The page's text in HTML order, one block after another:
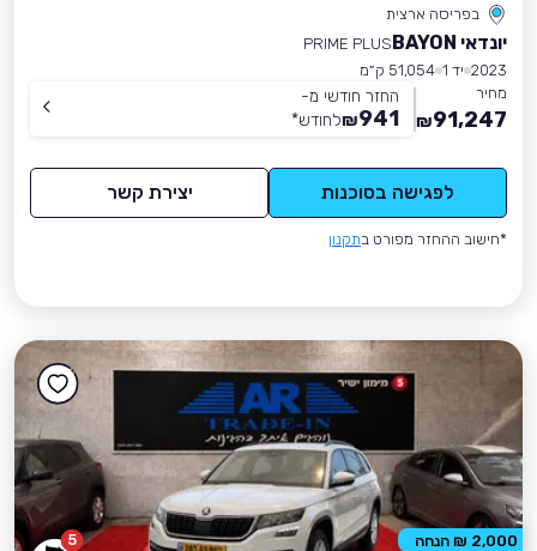
בפריסה ארצית
יונדאי BAYON
PRIME PLUS
2023 יד 1
51,054 ק״מ
מחיר
91,247
₪
החזר חודשי מ-
941
₪לחודש*
לפגישה בסוכנות יצירת קשר
*חישוב ההחזר מפורט בתקנון
5 2,000 ₪ הנחה